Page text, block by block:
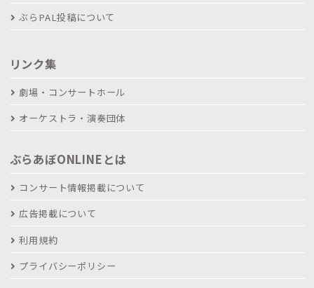
ぶらPAL投稿について
リンク集
劇場・コンサートホール
オーケストラ・演奏団体
ぶらあぼONLINEとは
コンサート情報掲載について
広告掲載について
利用規約
プライバシーポリシー